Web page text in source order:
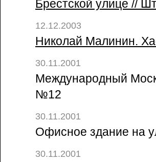
Брестской улице //
12.12.2003
Николай Малинин.
30.11.2001
Международный
№12
30.11.2001
Офисное здание на
30.11.2001